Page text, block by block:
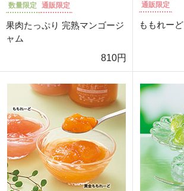
数量限定 通販限定
果肉たっぷり 完熟マンゴージ
ャム
810円
通販限定
ももれーど